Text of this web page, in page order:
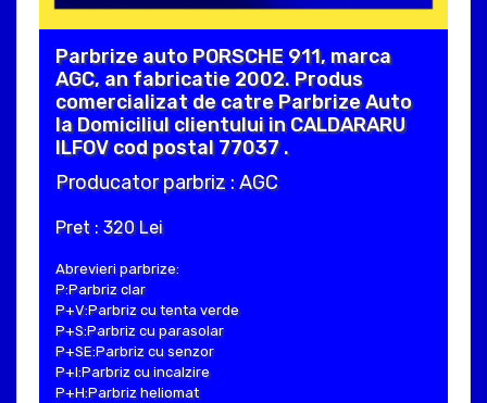
Parbrize auto PORSCHE 911, marca
AGC, an fabricatie 2002. Produs
comercializat de catre Parbrize Auto
la Domiciliul clientului in CALDARARU
ILFOV cod postal 77037 .
Producator parbriz : AGC
Pret : 320 Lei
Abrevieri parbrize:
P:Parbriz clar
P+V:Parbriz cu tenta verde
P+S:Parbriz cu parasolar
P+SE:Parbriz cu senzor
P+I:Parbriz cu incalzire
P+H:Parbriz heliomat